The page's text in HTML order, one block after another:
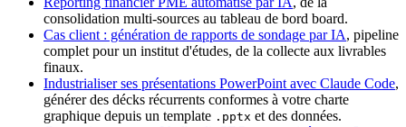
consolidation multi-sources au tableau de bord board.
Cas client : génération de rapports de sondage par IA, pipeline
complet pour un institut d'études, de la collecte aux livrables
finaux.
Industrialiser ses présentations PowerPoint avec Claude Code,
générer des décks récurrents conformes à votre charte
graphique depuis un template .pptx et des données.